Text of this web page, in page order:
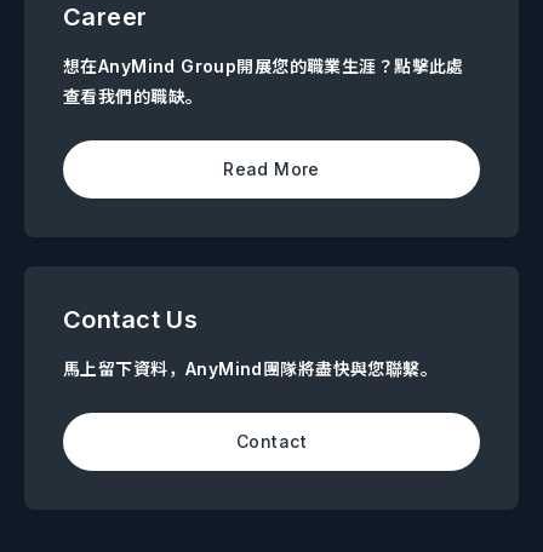
Career
想在AnyMind Group開展您的職業生涯？點擊此處
查看我們的職缺。
Read More
Contact Us
馬上留下資料，AnyMind團隊將盡快與您聯繫。
Contact